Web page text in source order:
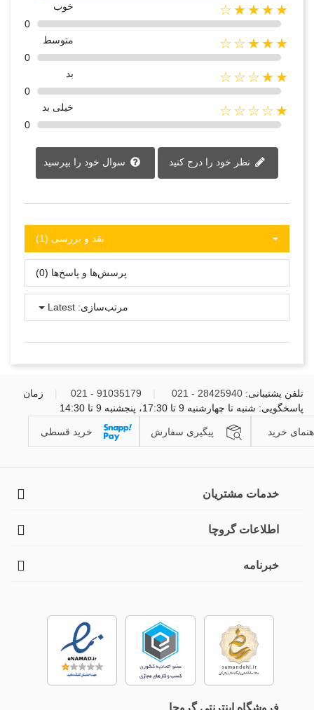
★★★★☆
خوب
0
★★★☆☆
متوسط
0
★★☆☆☆
بد
0
★☆☆☆☆
خیلی بد
0
سوال خود را بپرسید
نقد و بررسی‌‌ (1)
پرسش‌ها و پاسخ‌ها (0)
مرتب‌سازی: Latest
تلفن پشتیبانی: 28425940 - 021
91035179 - 021
زمان
پاسخگویی: شنبه تا چهارشنبه 9 تا 17:30، پنجشنبه 9 تا 14:30
خرید پیگیری سفارش خرید قسطی
خدمات مشتریان
اطلاعات گروچا
خبرنامه
فروشگاه اینترنتی گروچا